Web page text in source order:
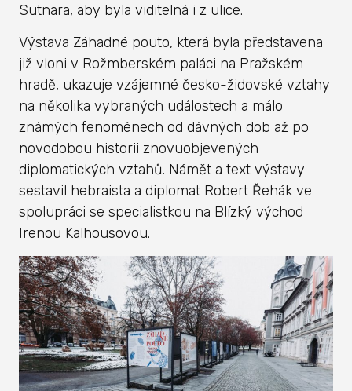
Sutnara, aby byla viditelná i z ulice.
Výstava Záhadné pouto, která byla představena
již vloni v Rožmberském paláci na Pražském
hradě, ukazuje vzájemné česko-židovské vztahy
na několika vybraných událostech a málo
známých fenoménech od dávných dob až po
novodobou historii znovuobjevených
diplomatických vztahů. Námět a text výstavy
sestavil hebraista a diplomat Robert Řehák ve
spolupráci se specialistkou na Blízký východ
Irenou Kalhousovou.